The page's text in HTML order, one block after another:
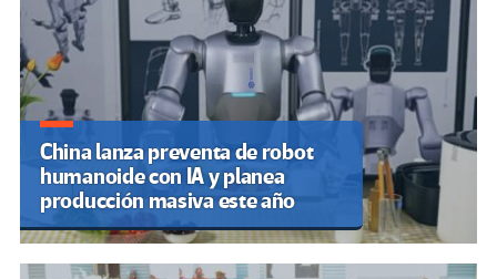
China lanza preventa de robot
humanoide con IA y planea
producción masiva este año